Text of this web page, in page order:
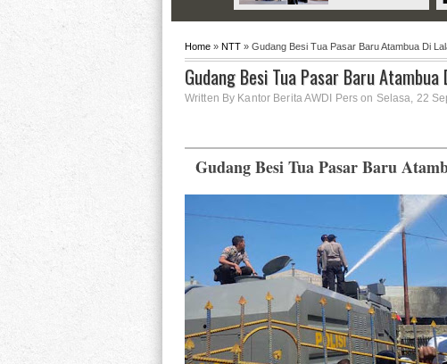
Home » NTT » Gudang Besi Tua Pasar Baru Atambua Di
Gudang Besi Tua Pasar Baru
Written By Kantor Berita AWDI Pers on Selasa, 22
Gudang Besi Tua Pasar Baru